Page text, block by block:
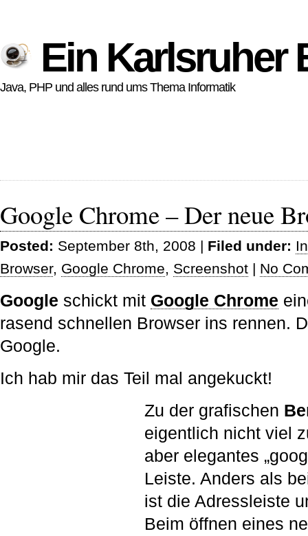
Ein Karlsruher
Java, PHP und alles rund ums Thema Informatik
Google Chrome – Der neue
Posted: September 8th, 2008 | Filed under:
Browser, Google Chrome, Screenshot | No
Google schickt mit Google Chrome
rasend schnellen Browser ins rennen.
Google.
Ich hab mir das Teil mal angekuckt!
Zu der grafischen
eigentlich nicht viel
aber elegantes
Leiste. Anders als
ist die Adressleiste
Beim öffnen eines